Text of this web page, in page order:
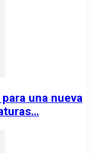
una nueva